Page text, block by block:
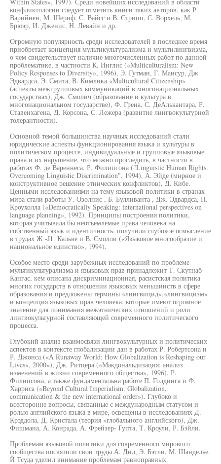
конфликтологии следует отметить книги таких авторов, как Р.
Варийнен, М. Шериф, С. Вайсс и В. Стрипп, С. Ворхель, М.
Брюэр, И. Дженис, Н. Левайн и др.
Огромную популярность среди исследователей в последнее время
приобретает концепция мультикультурализма и мультилингвизма,
о чем свидетельствует наличие многочисленных работ по данной
проблематике, в частности К. Инглис («Multiculturalism: New
Policy Responses to Diversity», 1996), Э. Гутман, Г. Мансур, Дж
Эдвардса, Э. Смита, В. Кимлика «Multicultural Citizenship»
(аспекты межгрупповых коммуникаций в многонациональных
государствах), Дж. Смолич (образование и культура в
многонациональном государстве), Ф. Грена, С. ДеАлькантара, Р.
Ставенхагена, Д. Корсона, С. Лежера (развитие лингвокультурной
толерантности).
Основной темой большинства научных исследований стали
юридические аспекты функционирования языка и культуры в
политическом процессе, индивидуальные и групповые языковые
права и их нарушение, что можно проследить, в частности в
работах Ф. де Вареннеса, Р. Филипсона ("Linguistic Human Rights.
Overcoming Linguistic Discrimination", 1994), А. Эйде (мирное и
конструктивное решение этнических конфликтов), Д. Кибе.
Ценными исследованиями на тему языковой политики в странах
мира стали работы У. Озолнис , Б. Булливанта , Дж. Эдвардса, Н.
Кроухолла («Democratically Speaking: international perspectives on
language planning», 1992). Принципы построения политики,
которая учитывала бы неотъемлемые права человека на
собственный язык и идентичность, получили глубокое осмысление
в трудах Ж -J1. Кальве и В. Смолли («Языковое многообразие и
национальное единство», 1994).
Особое место среди зарубежных исследований по проблеме
мультикультурализма и языковых прав принадлежит Т. Скутнаб-
Кангас, кем описана дискриминационная, расистская политика
многих государств в отношении языковых меньшинств в сфере
образования и предложены термины «лингвицид»,«лингвицизм»
и концепция языковых прав человека, которые имеют огромное
значение для понимания межэтнических отношений и роли
лингвокультурной составляющей современного политического
процесса.
Глубокий анализ взаимосвязи лингвокультурных и политических
аспектов в контексте глобализации дан в работах Р. Робертсона и
Р. Джонса («А Runaway World: How Globalization is Reshaping our
Lives», 2000»), Дж. Ритцера («Макдональдизация: анализ
изменений в жизни современного общества», 1996), Р.
Филипсона, а также фундаментальна работе П. Голдинга и Ф.
Харриса («Beyond Cultural Imperialism. Globalization,
communication & the new international order»). Глубоко и
всесторонне вопросы, связанные с международным статусом и
ролью английского языка в мире, освещены в исследованиях Д.
Крэддола, Д. Кристала (теория «глобального английского), Дж.
Фишмана, А. Конрада, А. Фрейзер- Гупта, Т. Кроули, Р. Бэйли.
Проблемам языковой политики для современного мирового
сообщества посвятили свои труды А. Дил, Э. Бэтли, М. Шанделье.
Й Тсуда уделил внимание проблемам равноправных